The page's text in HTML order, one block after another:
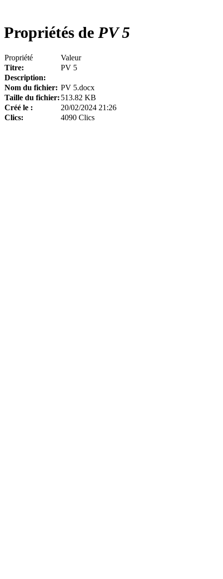
Propriétés de PV 5
Propriété
Valeur
Titre:
PV 5
Description:
Nom du fichier: PV 5.docx
Taille du fichier: 513.82 KB
Créé le :
20/02/2024 21:26
Clics:
4090 Clics